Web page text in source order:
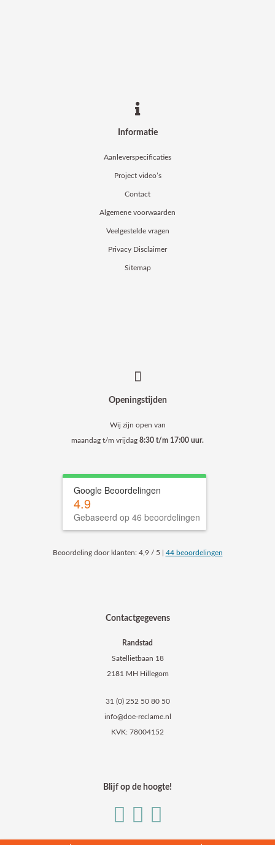
Informatie
Aanleverspecificaties
Project video’s
Contact
Algemene voorwaarden
Veelgestelde vragen
Privacy Disclaimer
Sitemap
Openingstijden
Wij zijn open van
maandag t/m vrijdag 8:30 t/m 17:00 uur.
Google Beoordelingen
4.9
Gebaseerd op 46 beoordelingen
Beoordelingdoor klanten: 4,9/ 5 44beoordelingen
Contactgegevens
Randstad
Satellietbaan 18
2181 MH Hillegom
31 (0) 252 50 80 50
info@doe-reclame.nl
KVK: 78004152
Blijf op de hoogte!